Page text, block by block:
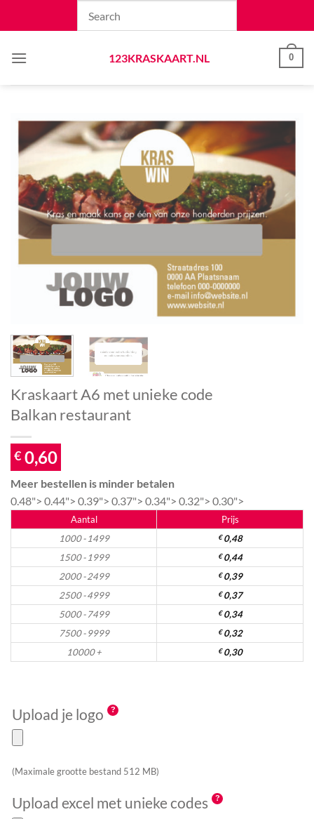
123KRASKAART.NL
0
Kraskaart A6 met unieke code
Balkan restaurant
€ 0,60
Meer bestellen is minder betalen
0.48"> 0.44"> 0.39"> 0.37"> 0.34"> 0.32"> 0.30">
Aantal
Prijs
1000 - 1499
€0,48
1500 - 1999
€0,44
2000 - 2499
€0,39
2500 - 4999
€0,37
5000 - 7499
€0,34
7500 - 9999
€0,32
10000 +
€0,30
Upload je logo
(Maximale grootte bestand 512 MB)
Upload excel met unieke codes